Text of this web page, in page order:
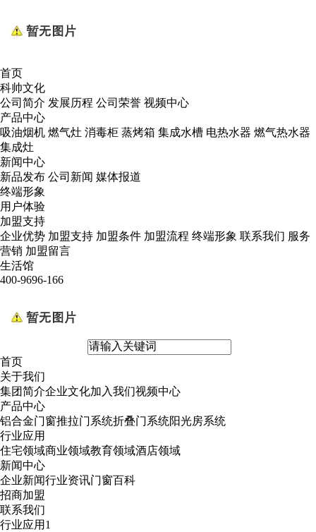
首页
科帅文化
公司简介 发展历程 公司荣誉 视频中心
产品中心
吸油烟机 燃气灶 消毒柜 蒸烤箱 集成水槽 电热水器 燃气热水器
集成灶
新闻中心
新品发布 公司新闻 媒体报道
终端形象
用户体验
加盟支持
企业优势 加盟支持 加盟条件 加盟流程 终端形象 联系我们 服务
营销 加盟留言
生活馆
400-9696-166
首页
关于我们
集团简介企业文化加入我们视频中心
产品中心
铝合金门窗推拉门系统折叠门系统阳光房系统
行业应用
住宅领域商业领域教育领域酒店领域
新闻中心
企业新闻行业资讯门窗百科
招商加盟
联系我们
行业应用1